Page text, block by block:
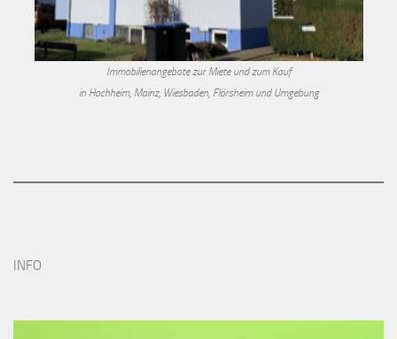
Immobilienangebote zur Miete und zum Kauf
in Hochheim, Mainz, Wiesbaden, Flörsheim und Umgebung
INFO